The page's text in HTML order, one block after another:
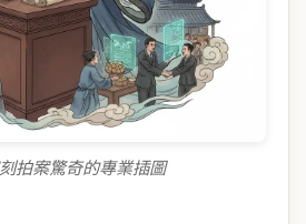
拍案驚奇的專業插圖